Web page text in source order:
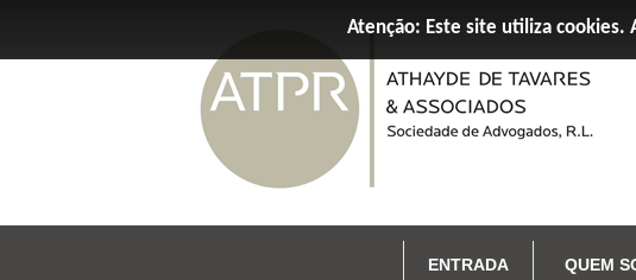
ENTRADA QUEM
Atenção: Este site utiliza cookies.